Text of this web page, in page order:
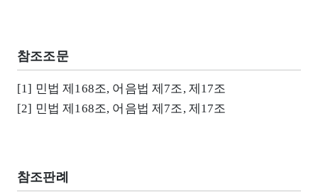
참조조문
[1] 민법 제168조, 어음법 제7조, 제17조
[2] 민법 제168조, 어음법 제7조, 제17조
참조판례